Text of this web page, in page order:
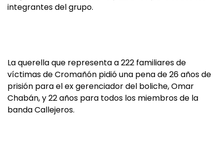
integrantes del grupo.
La querella que representa a 222 familiares de
víctimas de Cromañón pidió una pena de 26 años de
prisión para el ex gerenciador del boliche, Omar
Chabán, y 22 años para todos los miembros de la
banda Callejeros.